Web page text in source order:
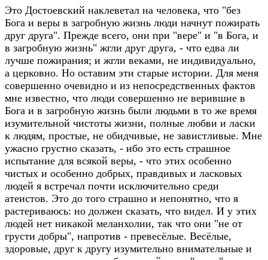
Это Достоевский наклеветал на человека, что "без
Бога и веры в загробную жизнь люди начнут пожирать
друг друга". Прежде всего, они при "вере" и "в Бога, и
в загробную жизнь" жгли друг друга, - что едва ли
лучше пожирания; и жгли веками, не индивидуально,
а церковно. Но оставим эти старые истории. Для меня
совершенно очевидно и из непосредственных фактов
мне известно, что люди совершенно не верившие в
Бога и в загробную жизнь были людьми в то же время
изумительной чистоты жизни, полные любви и ласки
к людям, простые, не обидчивые, не завистливые. Мне
ужасно грустно сказать, - ибо это есть страшное
испытание для всякой веры, - что этих особенно
чистых и особенно добрых, правдивых и ласковых
людей я встречал почти исключительно среди
атеистов. Это до того страшно и непонятно, что я
растериваюсь: но должен сказать, что видел. И у этих
людей нет никакой меланхолии, так что они "не от
грусти добры", напротив - превесёлые. Весёлые,
здоровые, друг к другу изумительно внимательные и